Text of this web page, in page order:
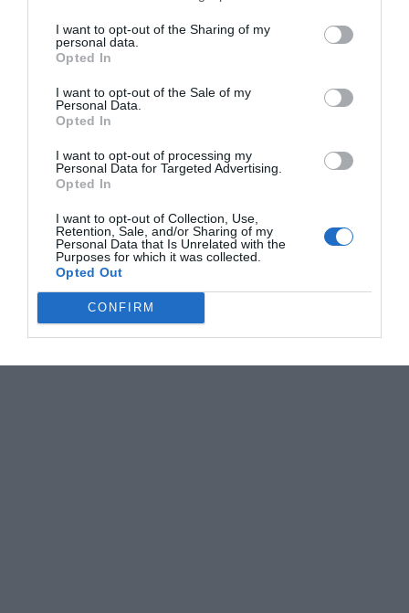
I want to opt-out of the Sharing of my
personal data.
Opted In
I want to opt-out of the Sale of my
Personal Data.
Opted In
I want to opt-out of processing my
Personal Data for Targeted Advertising.
Opted In
I want to opt-out of Collection, Use,
Retention, Sale, and/or Sharing of my
Personal Data that Is Unrelated with the
Purposes for which it was collected.
Opted Out
CONFIRM